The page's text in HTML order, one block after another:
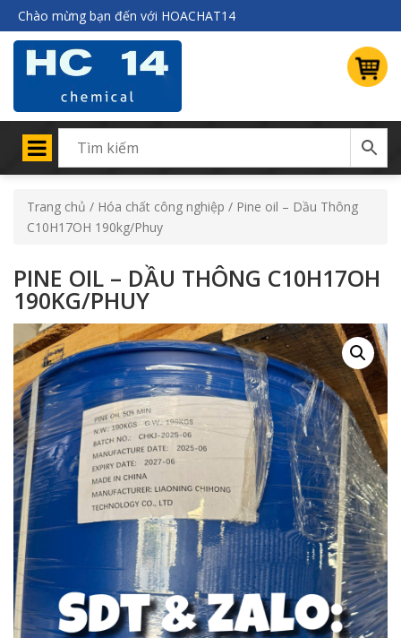
Chào mừng bạn đến với HOACHAT14
Trang chủ / Hóa chất công nghiệp / Pine oil – Dầu Thông
C10H17OH 190kg/Phuy
PINE OIL – DẦU THÔNG C10H17OH
190KG/PHUY